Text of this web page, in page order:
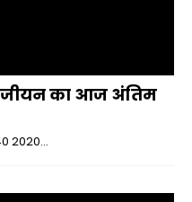
का आज अंतिम
2020...